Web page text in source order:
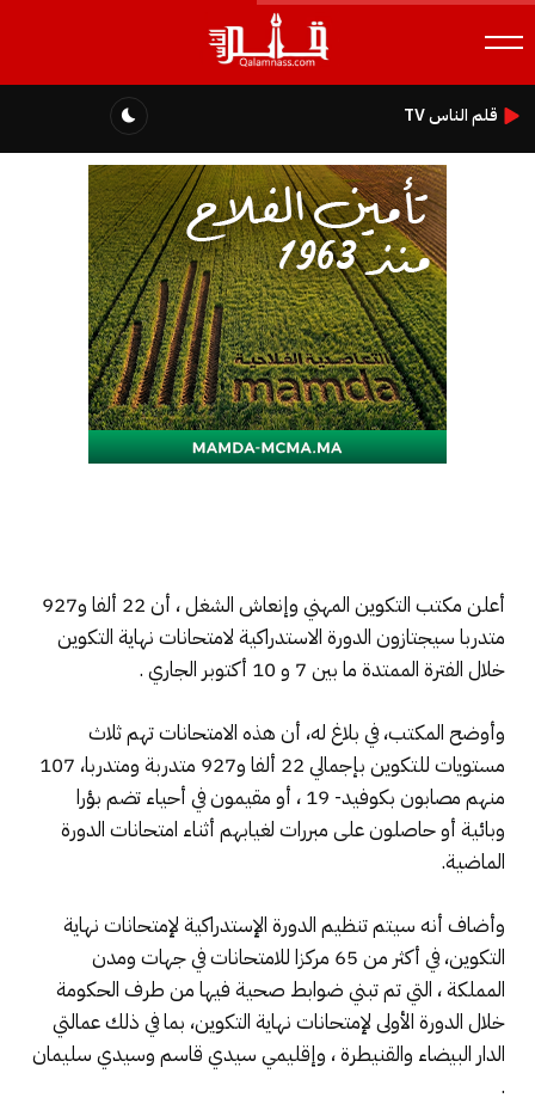
قلم الناس TV
أعلن مكتب التكوين المهني وإنعاش الشغل ، أن 22 ألفا و927
متدربا سيجتازون الدورة الاستدراكية لامتحانات نهاية التكوين
خلال الفترة الممتدة ما بين 7 و 10 أكتوبر الجاري .
وأوضح المكتب، في بلاغ له، أن هذه الامتحانات تهم ثلاث
مستويات للتكوين بإجمالي 22 ألفا و927 متدربة ومتدربا، 107
منهم مصابون بكوفيد- 19 ، أو مقيمون في أحياء تضم بؤرا
وبائية أو حاصلون على مبررات لغيابهم أثناء امتحانات الدورة
الماضية.
وأضاف أنه سيتم تنظيم الدورة الإستدراكية لإمتحانات نهاية
التكوين، في أكثر من 65 مركزا للامتحانات في جهات ومدن
المملكة ، التي تم تبني ضوابط صحية فيها من طرف الحكومة
خلال الدورة الأولى لإمتحانات نهاية التكوين، بما في ذلك عمالتي
الدار البيضاء والقنيطرة ، وإقليمي سيدي قاسم وسيدي سليمان
.